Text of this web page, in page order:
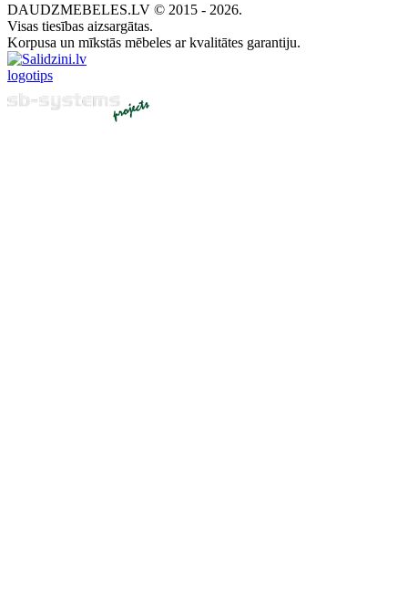
DAUDZMEBELES.LV © 2015 - 2026.
Visas tiesības aizsargātas.
Korpusa un mīkstās mēbeles ar kvalitātes garantiju.